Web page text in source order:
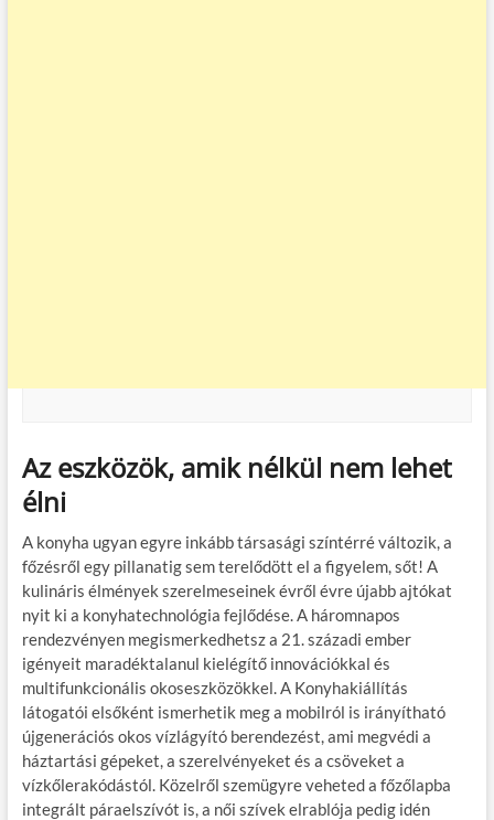
Az eszközök, amik nélkül nem lehet
élni
A konyha ugyan egyre inkább társasági színtérré változik, a
főzésről egy pillanatig sem terelődött el a figyelem, sőt! A
kulináris élmények szerelmeseinek évről évre újabb ajtókat
nyit ki a konyhatechnológia fejlődése. A háromnapos
rendezvényen megismerkedhetsz a 21. századi ember
igényeit maradéktalanul kielégítő innovációkkal és
multifunkcionális okoseszközökkel. A Konyhakiállítás
látogatói elsőként ismerhetik meg a mobilról is irányítható
újgenerációs okos vízlágyító berendezést, ami megvédi a
háztartási gépeket, a szerelvényeket és a csöveket a
vízkőlerakódástól. Közelről szemügyre veheted a főzőlapba
integrált páraelszívót is, a női szívek elrablója pedig idén